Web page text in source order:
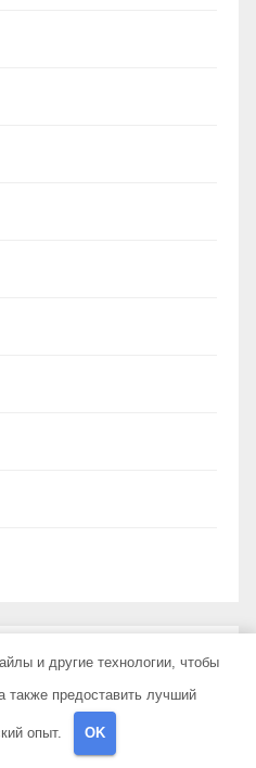
и другие технологии, чтобы
также предоставить лучший
опыт. OK